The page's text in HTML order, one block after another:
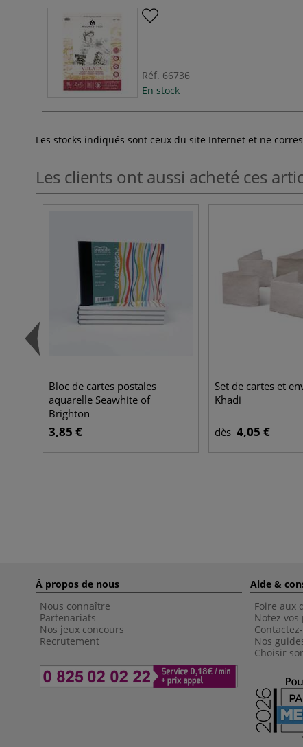
Réf. 66736
En stock
Les stocks indiqués sont ceux du site Internet et ne
Les clients ont aussi acheté ces
Bloc de cartes postales
aquarelle Seawhite of
Brighton
3,85 €
Set de cartes et
Khadi
dès 4,05 €
À propos de nous
Nous connaître
Partenariats
Nos jeux concours
Recrutement
Aide &
Foire aux
Notez
Nos
Choisir